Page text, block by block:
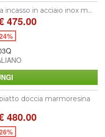
incasso in acciaio inox m...
475.00
doccia marmoresina
480.00